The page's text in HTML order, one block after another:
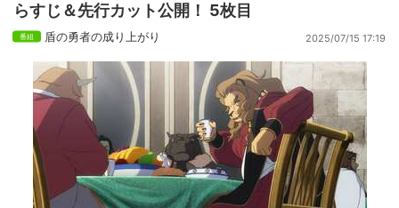
らすじ＆先行カット公開！ 5枚目
盾の勇者の成り上がり 2025/07/15 17:19